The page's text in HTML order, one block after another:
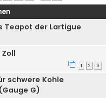
Teapot der Lartigue
1 2 3
schwere Kohle
G)